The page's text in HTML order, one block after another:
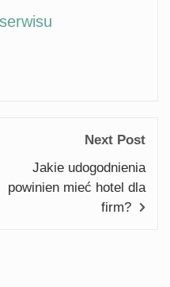
Next Post
Jakie udogodnienia
powinien mieć hotel dla
firm?